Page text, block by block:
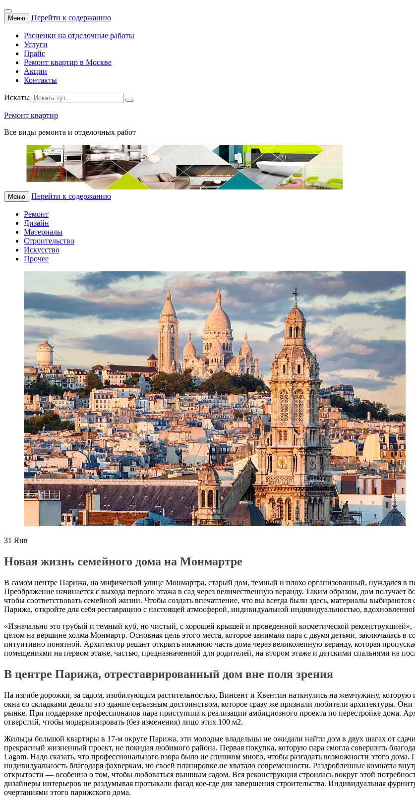
Меню Перейти к содержанию
Расценки на отделочные работы
Услуги
Прайс
Ремонт квартир в Москве
Акции
Контакты
Искать:
Ремонт квартир
Все виды ремонта и отделочных работ
Меню Перейти к содержанию
Ремонт
Дизайн
Материалы
Строительство
Искусство
Прочее
31 Янв
Новая жизнь семейного дома на Монмартре
В самом центре Парижа, на мифической улице Монмартра, старый дом, темный и плохо организованный, нуждался в
Преображение начинается с выхода первого этажа в сад через величественную веранду. Таким образом, дом
чтобы соответствовать семейной жизни. Чтобы создать впечатление, что вы всегда были здесь, материалы
Парижа, откройте для себя реставрацию с настоящей атмосферой, индивидуальной индивидуальностью,
«Изначально это грубый и темный куб, но чистый, с хорошей крышей и проведенной косметической
целом на вершине холма Монмартр. Основная цель этого места, которое занимала пара с двумя детьми, заключалась в
интуитивно понятной. Архитектор решает открыть нижнюю часть дома через великолепную веранду, которая
помещениями на первом этаже, частью, предназначенной для родителей, на втором этаже и детскими спальнями на
В центре Парижа, отреставрированный дом вне поля зрения
На изгибе дорожки, за садом, изобилующим растительностью, Винсент и Квентин наткнулись на жемчужину,
окна со складками делали это здание серьезным достоинством, которое сразу же признали любители архитектуры.
рынке. При поддержке профессионалов пара приступила к реализации амбициозного проекта по перестройке дома.
отверстий, чтобы модернизировать (без изменения) лицо этих 100 м2.
Жильцы большой квартиры в 17-м округе Парижа, эти молодые владельцы не ожидали найти дом в двух шагах от
прекрасный жизненный проект, не покидая любимого района. Первая покупка, которую пара смогла совершить
Lagom. Надо сказать, что профессионального взора было не слишком много, чтобы разгадать возможности этого
индивидуальность благодаря фахверкам, но своей планировке.не хватало современности. Раздробленные комнаты
открытости — особенно о том, чтобы любоваться пышным садом. Вся реконструкция строилась вокруг этой
дизайнеры интерьеров не раздумывая протыкали фасад кое-где для завершения строительства. Индивидуальная
очертаниями этого парижского дома.